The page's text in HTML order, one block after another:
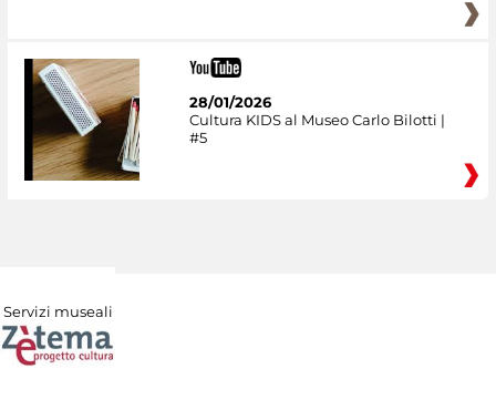
28/01/2026
Cultura KIDS al Museo Carlo Bilotti |
#5
Servizi museali